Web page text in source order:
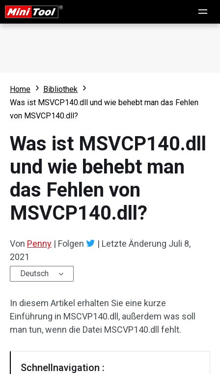
Home
Bibliothek
Was ist MSVCP140.dll und wie behebt man das Fehlen
von MSVCP140.dll?
Was ist MSVCP140.dll
und wie behebt man
das Fehlen von
MSVCP140.dll?
Von Penny | Folgen | Letzte Änderung Juli 8,
2021
Deutsch
In diesem Artikel erhalten Sie eine kurze
Einführung in MSCVP140.dll, außerdem was soll
man tun, wenn die Datei MSCVP140.dll fehlt.
Schnellnavigation :